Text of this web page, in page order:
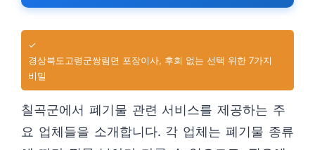
✓
경상북도고령군쌍림면 포장이사, 후회 없는 선택 위한 7가지
비밀
칠곡군에서 폐기물 관련 서비스를 제공하는 주
요 업체들을 소개합니다. 각 업체는 폐기물 종류